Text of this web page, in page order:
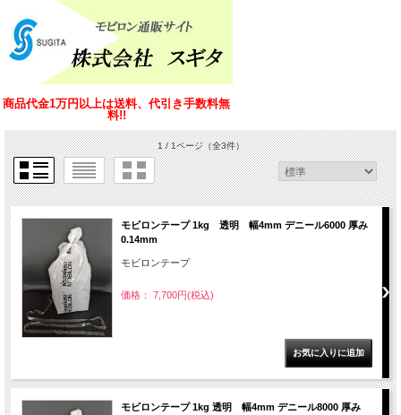
商品代金1万円以上は送料、代引き手数料無
料!!
1 / 1ページ（全3件）
モビロンテープ 1kg 透明 幅4mm デニール6000 厚み
0.14mm
モビロンテープ
価格： 7,700円(税込)
モビロンテープ 1kg 透明 幅4mm デニール8000 厚み